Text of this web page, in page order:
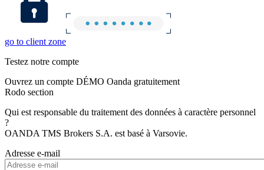
go to client zone
Testez notre compte
Ouvrez un compte DÉMO Oanda gratuitement
Rodo section
Qui est responsable du traitement des données à caractère personnel
?
OANDA TMS Brokers S.A. est basé à Varsovie.
Adresse e-mail